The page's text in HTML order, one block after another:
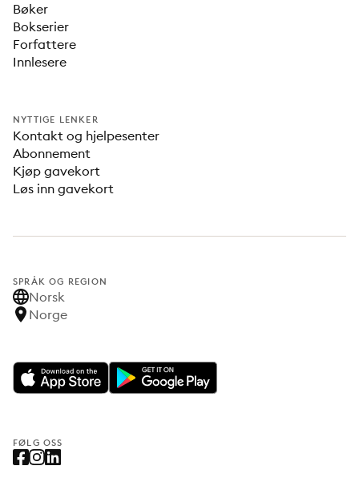
Bøker
Bokserier
Forfattere
Innlesere
NYTTIGE LENKER
Kontakt og hjelpesenter
Abonnement
Kjøp gavekort
Løs inn gavekort
SPRÅK OG REGION
Norsk
Norge
FØLG OSS